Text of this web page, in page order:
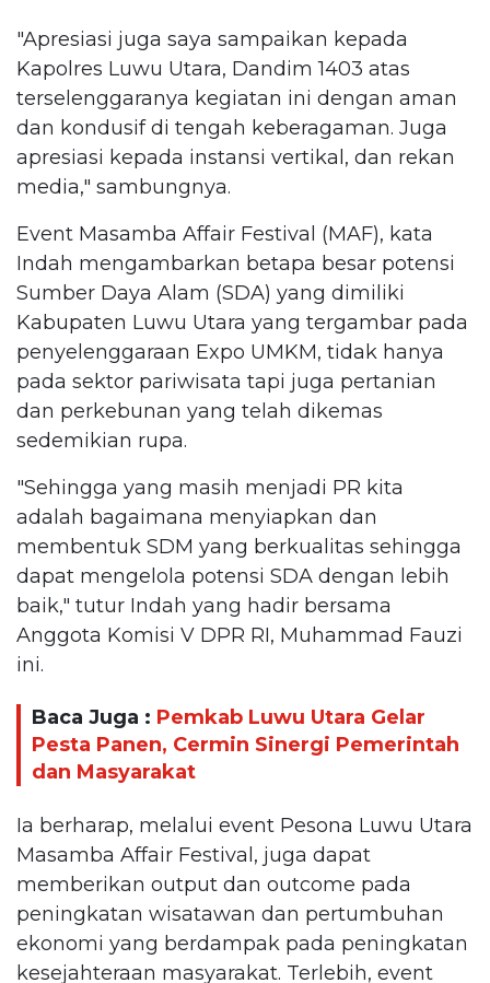
"Apresiasi juga saya sampaikan kepada
Kapolres Luwu Utara, Dandim 1403 atas
terselenggaranya kegiatan ini dengan aman
dan kondusif di tengah keberagaman. Juga
apresiasi kepada instansi vertikal, dan rekan
media," sambungnya.
Event Masamba Affair Festival (MAF), kata
Indah mengambarkan betapa besar potensi
Sumber Daya Alam (SDA) yang dimiliki
Kabupaten Luwu Utara yang tergambar pada
penyelenggaraan Expo UMKM, tidak hanya
pada sektor pariwisata tapi juga pertanian
dan perkebunan yang telah dikemas
sedemikian rupa.
"Sehingga yang masih menjadi PR kita
adalah bagaimana menyiapkan dan
membentuk SDM yang berkualitas sehingga
dapat mengelola potensi SDA dengan lebih
baik," tutur Indah yang hadir bersama
Anggota Komisi V DPR RI, Muhammad Fauzi
ini.
Baca Juga : Pemkab Luwu Utara Gelar
Pesta Panen, Cermin Sinergi Pemerintah
dan Masyarakat
Ia berharap, melalui event Pesona Luwu Utara
Masamba Affair Festival, juga dapat
memberikan output dan outcome pada
peningkatan wisatawan dan pertumbuhan
ekonomi yang berdampak pada peningkatan
kesejahteraan masyarakat. Terlebih, event